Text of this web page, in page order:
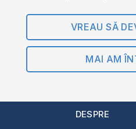
VREAU SĂ
MAI AM
DESPRE